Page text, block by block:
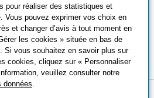
pour réaliser des statistiques et
Vous pouvez exprimer vos choix en
et changer d’avis à tout moment en
les cookies » située en bas de
Si vous souhaitez en savoir plus sur
cookies, cliquez sur « Personnaliser
veuillez consulter notre
données